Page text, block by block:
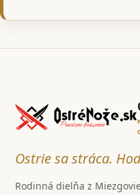
Ostrie sa stráca.
Rodinná dielňa z